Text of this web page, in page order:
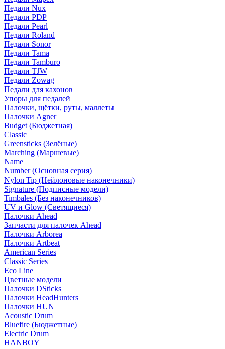
Педали Nux
Педали PDP
Педали Pearl
Педали Roland
Педали Sonor
Педали Tama
Педали Tamburo
Педали TJW
Педали Zowag
Педали для кахонов
Упоры для педалей
Палочки, щётки, руты, маллеты
Палочки Agner
Budget (Бюджетная)
Classic
Greensticks (Зелёные)
Marching (Маршевые)
Name
Number (Основная серия)
Nylon Tip (Нейлоновые наконечники)
Signature (Подписные модели)
Timbales (Без наконечников)
UV и Glow (Светящиеся)
Палочки Ahead
Запчасти для палочек Ahead
Палочки Arborea
Палочки Artbeat
American Series
Classic Series
Eco Line
Цветные модели
Палочки DSticks
Палочки HeadHunters
Палочки HUN
Acoustic Drum
Bluefire (Бюджетные)
Electric Drum
HANBOY